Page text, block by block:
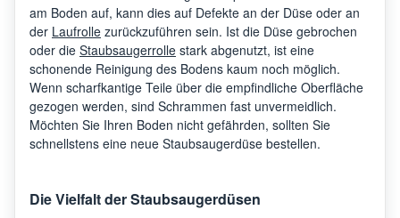
am Boden auf, kann dies auf Defekte an der Düse oder an
der Laufrolle zurückzuführen sein. Ist die Düse gebrochen
oder die Staubsaugerrolle stark abgenutzt, ist eine
schonende Reinigung des Bodens kaum noch möglich.
Wenn scharfkantige Teile über die empfindliche Oberfläche
gezogen werden, sind Schrammen fast unvermeidlich.
Möchten Sie Ihren Boden nicht gefährden, sollten Sie
schnellstens eine neue Staubsaugerdüse bestellen.
Die Vielfalt der Staubsaugerdüsen